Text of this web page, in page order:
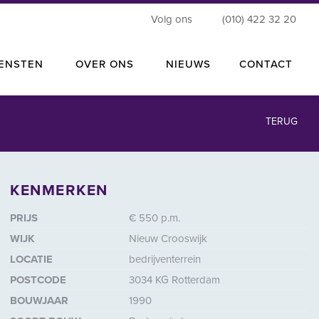
Volg ons (010) 422 32 20
OVER ONS NIEUWS CONTACT
TERUG
KENMERKEN
PRIJS
€ 550 p.m.
WIJK
Nieuw Crooswijk
LOCATIE
bedrijventerrein
POSTCODE
3034 KG Rotterdam
BOUWJAAR
1990